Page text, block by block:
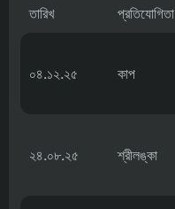
তারিখ প্রতিযোগিতা
০৪.১২.২৫ কাপ
২৪.০৮.২৫ শ্রীলঙ্কা